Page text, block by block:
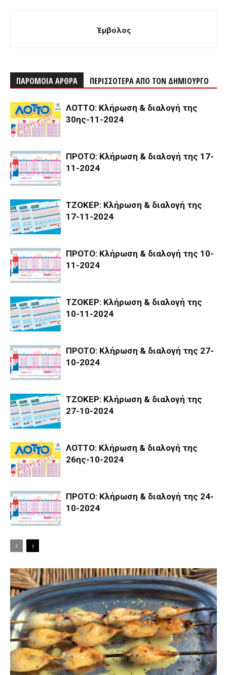
Έμβολος
ΠΑΡΟΜΟΙΑ ΑΡΘΡΑ ΠΕΡΙΣΣΟΤΕΡΑ ΑΠΟ ΤΟΝ ΔΗΜΙΟΥΡΓΟ
ΛΟΤΤΟ: Κλήρωση & διαλογή της
30ης-11-2024
ΠΡΟΤΟ: Κλήρωση & διαλογή της 17-
11-2024
ΤΖΟΚΕΡ: Κλήρωση & διαλογή της
17-11-2024
ΠΡΟΤΟ: Κλήρωση & διαλογή της 10-
11-2024
ΤΖΟΚΕΡ: Κλήρωση & διαλογή της
10-11-2024
ΠΡΟΤΟ: Κλήρωση & διαλογή της 27-
10-2024
ΤΖΟΚΕΡ: Κλήρωση & διαλογή της
27-10-2024
ΛΟΤΤΟ: Κλήρωση & διαλογή της
26ης-10-2024
ΠΡΟΤΟ: Κλήρωση & διαλογή της 24-
10-2024